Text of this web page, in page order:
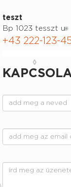
teszt
Bp 1023 tesszt u.
+43 222-123-